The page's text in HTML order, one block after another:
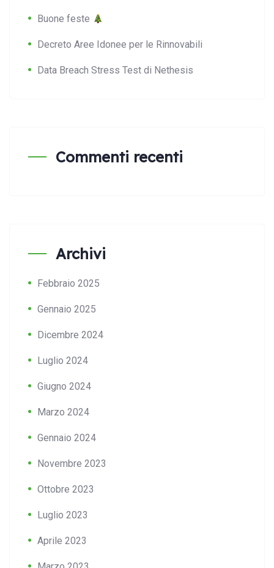
Buone feste
Decreto Aree Idonee per le Rinnovabili
Data Breach Stress Test di Nethesis
Commenti recenti
Archivi
Febbraio 2025
Gennaio 2025
Dicembre 2024
Luglio 2024
Giugno 2024
Marzo 2024
Gennaio 2024
Novembre 2023
Ottobre 2023
Luglio 2023
Aprile 2023